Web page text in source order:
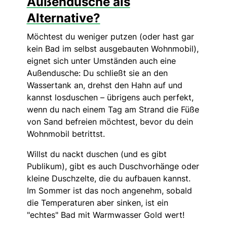
Alternative?
Möchtest du weniger putzen (oder hast gar
kein Bad im selbst ausgebauten Wohnmobil),
eignet sich unter Umständen auch eine
Außendusche: Du schließt sie an den
Wassertank an, drehst den Hahn auf und
kannst losduschen – übrigens auch perfekt,
wenn du nach einem Tag am Strand die Füße
von Sand befreien möchtest, bevor du dein
Wohnmobil betrittst.
Willst du nackt duschen (und es gibt
Publikum), gibt es auch Duschvorhänge oder
kleine Duschzelte, die du aufbauen kannst.
Im Sommer ist das noch angenehm, sobald
die Temperaturen aber sinken, ist ein
"echtes" Bad mit Warmwasser Gold wert!